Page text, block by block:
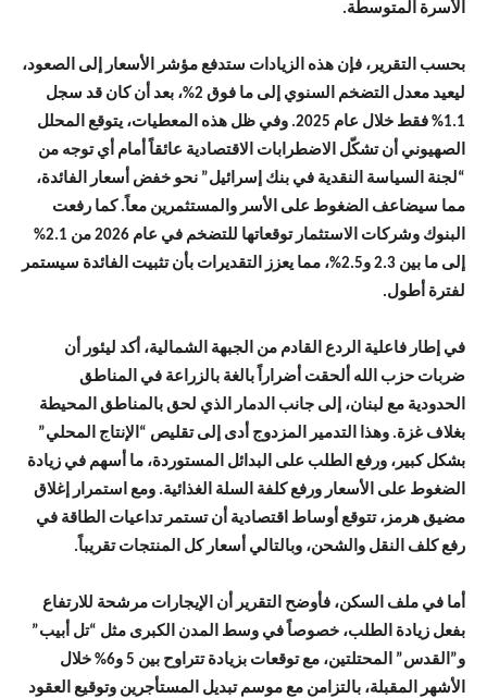
الأسرة المتوسطة.
بحسب التقرير، فإن هذه الزيادات ستدفع مؤشر الأسعار إلى الصعود،
ليعيد معدل التضخم السنوي إلى ما فوق 2%، بعد أن كان قد سجل
1.1% فقط خلال عام 2025. وفي ظل هذه المعطيات، يتوقع المحلل
الصهيوني أن تشكّل الاضطرابات الاقتصادية عائقاً أمام أي توجه من
“لجنة السياسة النقدية في بنك إسرائيل” نحو خفض أسعار الفائدة،
مما سيضاعف الضغوط على الأسر والمستثمرين معاً. كما رفعت
البنوك وشركات الاستثمار توقعاتها للتضخم في عام 2026 من 2.1%
إلى ما بين 2.3 و2.5%، مما يعزز التقديرات بأن تثبيت الفائدة سيستمر
لفترة أطول.
في إطار فاعلية الردع القادم من الجبهة الشمالية، أكد ليئور أن
ضربات حزب الله ألحقت أضراراً بالغة بالزراعة في المناطق
الحدودية مع لبنان، إلى جانب الدمار الذي لحق بالمناطق المحيطة
بغلاف غزة. وهذا التدمير المزدوج أدى إلى تقليص “الإنتاج المحلي”
بشكل كبير، ورفع الطلب على البدائل المستوردة، ما أسهم في زيادة
الضغوط على الأسعار ورفع كلفة السلة الغذائية. ومع استمرار إغلاق
مضيق هرمز، تتوقع أوساط اقتصادية أن تستمر تداعيات الطاقة في
رفع كلف النقل والشحن، وبالتالي أسعار كل المنتجات تقريباً.
أما في ملف السكن، فأوضح التقرير أن الإيجارات مرشحة للارتفاع
بفعل زيادة الطلب، خصوصاً في وسط المدن الكبرى مثل “تل أبيب”
و”القدس” المحتلتين، مع توقعات بزيادة تتراوح بين 5 و6% خلال
الأشهر المقبلة، بالتزامن مع موسم تبديل المستأجرين وتوقيع العقود